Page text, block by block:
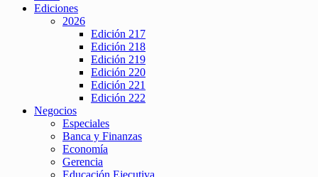
Ediciones
2026
Edición 217
Edición 218
Edición 219
Edición 220
Edición 221
Edición 222
Negocios
Especiales
Banca y Finanzas
Economía
Gerencia
Educación Ejecutiva